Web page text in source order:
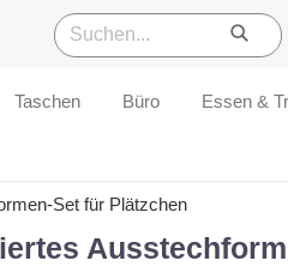
Taschen Büro Essen &
Set für Plätzchen